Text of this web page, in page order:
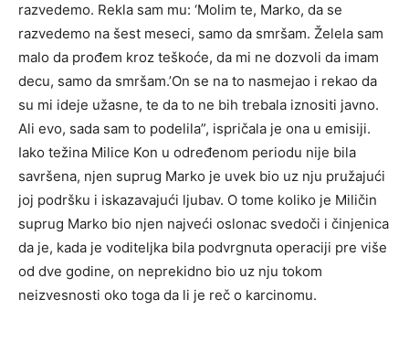
razvedemo. Rekla sam mu: ‘Molim te, Marko, da se
razvedemo na šest meseci, samo da smršam. Želela sam
malo da prođem kroz teškoće, da mi ne dozvoli da imam
decu, samo da smršam.’On se na to nasmejao i rekao da
su mi ideje užasne, te da to ne bih trebala iznositi javno.
Ali evo, sada sam to podelila”, ispričala je ona u emisiji.
Iako težina Milice Kon u određenom periodu nije bila
savršena, njen suprug Marko je uvek bio uz nju pružajući
joj podršku i iskazavajući ljubav. O tome koliko je Miličin
suprug Marko bio njen najveći oslonac svedoči i činjenica
da je, kada je voditeljka bila podvrgnuta operaciji pre više
od dve godine, on neprekidno bio uz nju tokom
neizvesnosti oko toga da li je reč o karcinomu.